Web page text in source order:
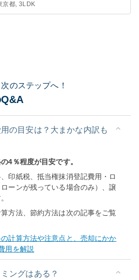
京都, 3LDK
のステップへ！
の目安は？大まかな内訳も
4％程度が目安です。
印紙税、抵当権抹消登記費用・ロ
ーンが残っている場合のみ）、譲
方法、節約方法は次の記事をご覧
計算方法や注意点と、売却にかか
用を解説
ングはある？